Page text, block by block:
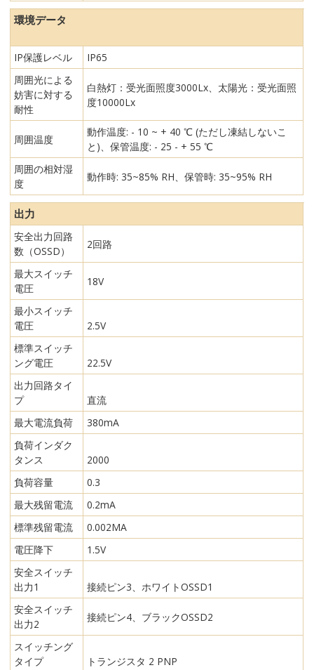
環境データ
IP保護レベル
IP65
周囲光による
妨害に対する
耐性
白熱灯：受光面照度3000Lx、太陽光：受光面照
度10000Lx
周囲温度
動作温度: - 10 ~ + 40 ℃ (ただし凍結しないこ
と)、保管温度: - 25 - + 55 ℃
周囲の相対湿
度
動作時: 35~85% RH、保管時: 35~95% RH
出力
安全出力回路
数（OSSD）
2回路
最大スイッチ
電圧
18V
最小スイッチ
電圧
2.5V
標準スイッチ
ング電圧
22.5V
出力回路タイ
プ
直流
最大電流負荷
380mA
負荷インダク
タンス
2000
負荷容量
0.3
最大残留電流
0.2mA
標準残留電流
0.002MA
電圧降下
1.5V
安全スイッチ
出力1
接続ピン3、ホワイトOSSD1
安全スイッチ
出力2
接続ピン4、ブラックOSSD2
スイッチング
タイプ
トランジスタ 2 PNP